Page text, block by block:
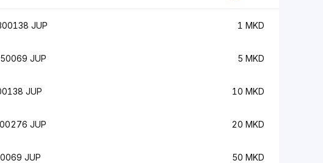
JUP 1 MKD
JUP 5 MKD
JUP 10 MKD
JUP 20 MKD
JUP 50 MKD